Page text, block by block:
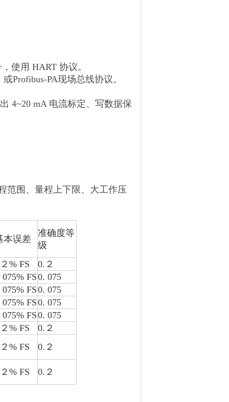
使用 HART 协议。
Profibus-PA现场总线协议。
4~20 mA 电流标定、写数据保
范围、量程上下限、大工作压
本误差
准确度等
级
% FS
0.２
FS0. 075
FS0. 075
FS0. 075
FS0. 075
% FS
0.２
% FS 0.２
% FS 0.２